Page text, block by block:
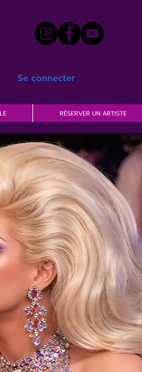
Se connecter
RÉSERVER UN ARTISTE